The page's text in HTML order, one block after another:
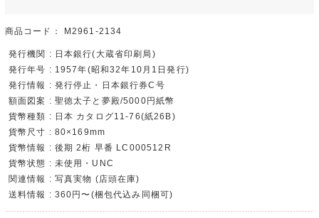
商品コード： M2961-2134
発行機関 : 日本銀行(大蔵省印刷局)
発行年号 : 1957年(昭和32年10月1日発行)
発行情報 : 発行停止・日本銀行券C号
額面図案 : 聖徳太子と夢殿/5000円紙幣
貨幣種類 : 日本 カタログ11-76(紙26B)
貨幣尺寸 : 80×169mm
貨幣情報 : 後期 2桁 早番 LC000512R
貨幣状態 : 未使用・UNC
関連情報 : 写真実物 (店頭在庫)
送料情報 : 360円〜(梱包代込み同梱可)